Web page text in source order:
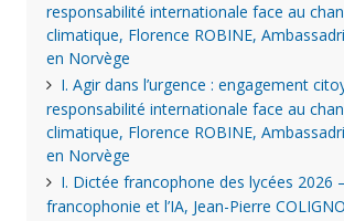
responsabilité internationale face au
climatique, Florence ROBINE,
en Norvège
I. Agir dans l’urgence : engagement
responsabilité internationale face au
climatique, Florence ROBINE,
en Norvège
I. Dictée francophone des lycées 2026
francophonie et l’IA, Jean-Pierre